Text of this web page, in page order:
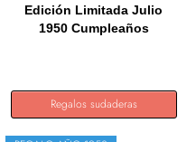
Edición Limitada Julio
1950 Cumpleaños
Regalos sudaderas